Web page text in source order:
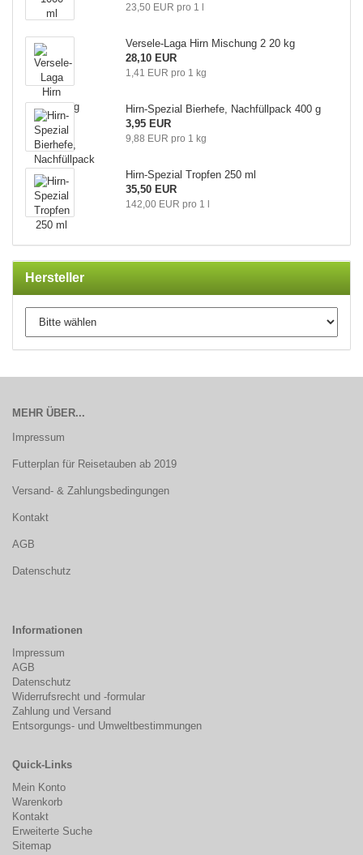
23,50 EUR pro 1 l
Versele-​Laga Hirn Mi­schung 2 20 kg
28,10 EUR
1,41 EUR pro 1 kg
Hirn-​Spezial Bier­he­fe, Nach­füll­pack 400 g
3,95 EUR
9,88 EUR pro 1 kg
Hirn-​Spezial Trop­fen 250 ml
35,50 EUR
142,00 EUR pro 1 l
Hersteller
MEHR ÜBER...
Impressum
Futterplan für Reisetauben ab 2019
Versand- & Zahlungsbedingungen
Kontakt
AGB
Datenschutz
Informationen
Impressum
AGB
Datenschutz
Widerrufsrecht und -formular
Zahlung und Versand
Entsorgungs- und Umweltbestimmungen
Quick-Links
Mein Konto
Warenkorb
Kontakt
Erweiterte Suche
Sitemap